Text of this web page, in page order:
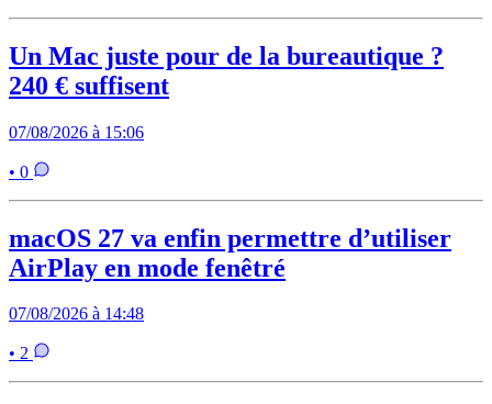
Un Mac juste pour de la bureautique ?
240 € suffisent
07/08/2026 à 15:06
• 0
macOS 27 va enfin permettre d’utiliser
AirPlay en mode fenêtré
07/08/2026 à 14:48
• 2